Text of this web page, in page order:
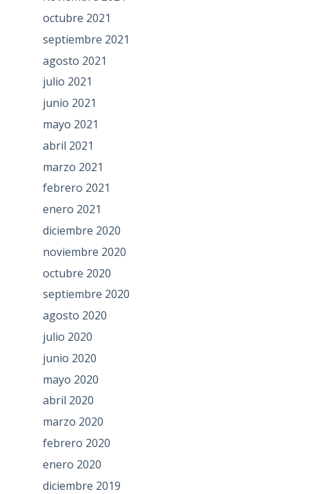
octubre 2021
septiembre 2021
agosto 2021
julio 2021
junio 2021
mayo 2021
abril 2021
marzo 2021
febrero 2021
enero 2021
diciembre 2020
noviembre 2020
octubre 2020
septiembre 2020
agosto 2020
julio 2020
junio 2020
mayo 2020
abril 2020
marzo 2020
febrero 2020
enero 2020
diciembre 2019